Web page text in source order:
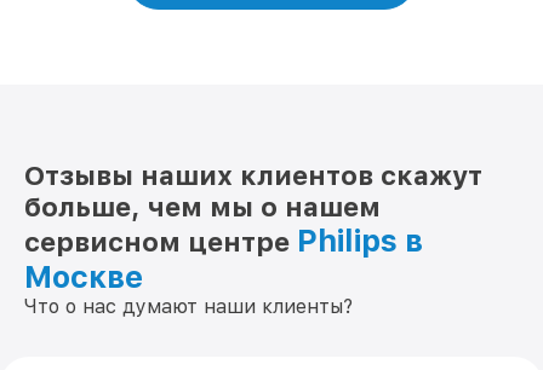
Отзывы наших клиентов скажут
больше, чем мы о нашем
сервисном центре Philips в
Москве
Что о нас думают наши клиенты?